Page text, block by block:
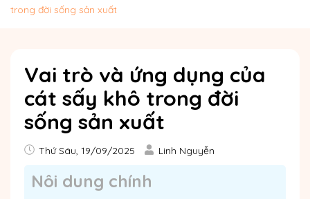
trong đời sống sản xuất
Vai trò và ứng dụng của
cát sấy khô trong đời
sống sản xuất
Thứ Sáu, 19/09/2025 Linh Nguyễn
Nôi dung chính